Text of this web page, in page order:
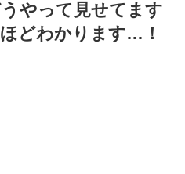
やって見せてます
どわかります…！